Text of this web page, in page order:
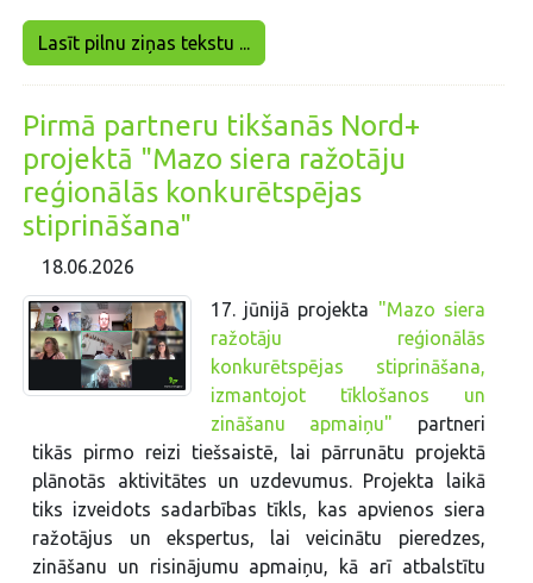
Lasīt pilnu ziņas tekstu ...
Pirmā partneru tikšanās Nord+
projektā "Mazo siera ražotāju
reģionālās konkurētspējas
stiprināšana"
18.06.2026
17. jūnijā projekta "Mazo siera
ražotāju reģionālās
konkurētspējas stiprināšana,
izmantojot tīklošanos un
zināšanu apmaiņu" partneri
tikās pirmo reizi tiešsaistē, lai pārrunātu projektā
plānotās aktivitātes un uzdevumus. Projekta laikā
tiks izveidots sadarbības tīkls, kas apvienos siera
ražotājus un ekspertus, lai veicinātu pieredzes,
zināšanu un risinājumu apmaiņu, kā arī atbalstītu